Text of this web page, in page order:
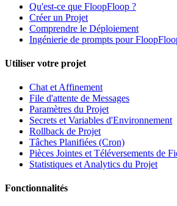
Qu'est-ce que FloopFloop ?
Créer un Projet
Comprendre le Déploiement
Ingénierie de prompts pour
Utiliser votre projet
Chat et Affinement
File d'attente de Messages
Paramètres du Projet
Secrets et Variables d'Environnement
Rollback de Projet
Tâches Planifiées (Cron)
Pièces Jointes et Téléversements de
Statistiques et Analytics du Projet
Fonctionnalités